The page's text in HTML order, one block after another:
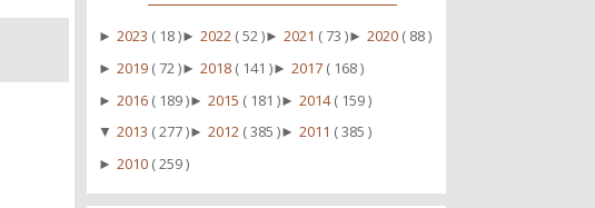
►2023 ( 18 )►2022 ( 52 )►2021 ( 73 )►2020 ( 88 )
►2019 ( 72 )►2018 ( 141 )►2017 ( 168 )
►2016 ( 189 )►2015 ( 181 )►2014( 159 )
▼2013 ( 277 )►2012 ( 385 )►2011 ( 385 )
►2010 ( 259 )